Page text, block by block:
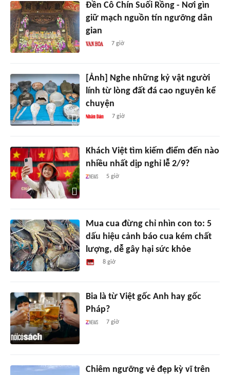
Đền Cô Chín Suối Rồng - Nơi gìn
giữ mạch nguồn tín ngưỡng dân
gian
7 giờ
[Ảnh] Nghe những kỷ vật người
lính từ lòng đất đá cao nguyên kể
chuyện
7 giờ
Khách Việt tìm kiếm điểm đến nào
nhiều nhất dịp nghỉ lễ 2/9?
5 giờ
Mua cua đừng chỉ nhìn con to: 5
dấu hiệu cảnh báo cua kém chất
lượng, dễ gây hại sức khỏe
8 giờ
Bia là từ Việt gốc Anh hay gốc
Pháp?
7 giờ
Chiêm ngưỡng vẻ đẹp kỳ vĩ trên